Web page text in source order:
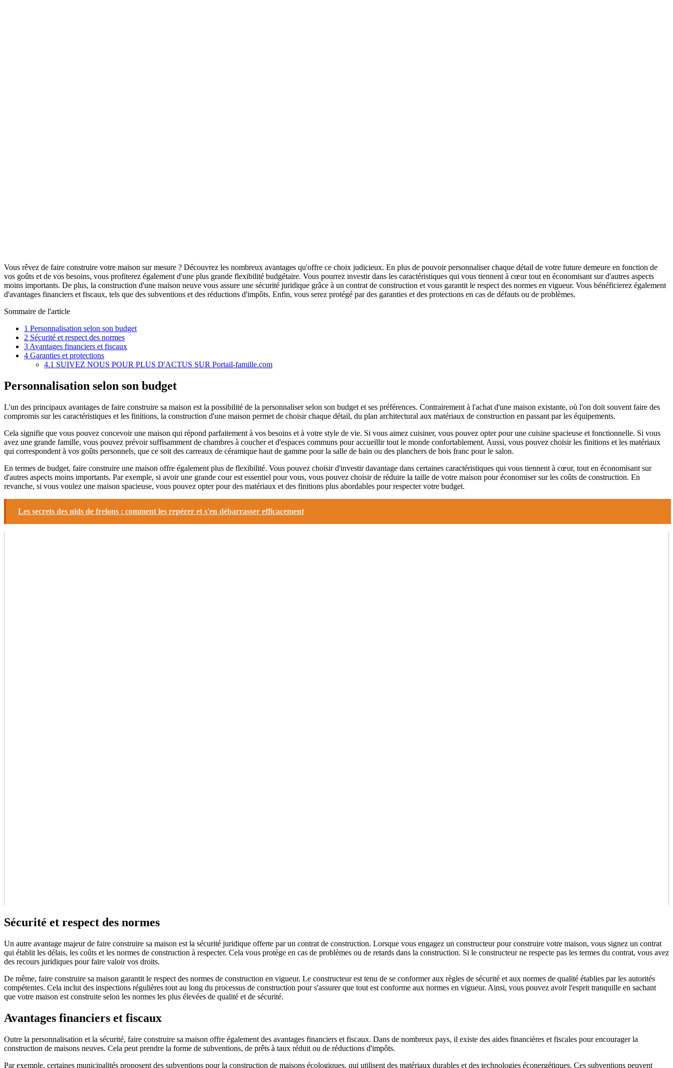
Vous rêvez de faire construire votre maison sur mesure ? Découvrez les nombreux avantages qu'offre ce choix judicieux. En plus de pouvoir personnaliser chaque détail de votre future demeure en fonction de
vos goûts et de vos besoins, vous profiterez également d'une plus grande flexibilité budgétaire. Vous pourrez investir dans les caractéristiques qui vous tiennent à cœur tout en économisant sur d'autres aspects
moins importants. De plus, la construction d'une maison neuve vous assure une sécurité juridique grâce à un contrat de construction et vous garantit le respect des normes en vigueur. Vous bénéficierez également
d'avantages financiers et fiscaux, tels que des subventions et des réductions d'impôts. Enfin, vous serez protégé par des garanties et des protections en cas de défauts ou de problèmes.
Sommaire de l'article
1 Personnalisation selon son budget
2 Sécurité et respect des normes
3 Avantages financiers et fiscaux
4 Garanties et protections
4.1 SUIVEZ NOUS POUR PLUS D'ACTUS SUR Portail-famille.com
Personnalisation selon son budget
L'un des principaux avantages de faire construire sa maison est la possibilité de la personnaliser selon son budget et ses préférences. Contrairement à l'achat d'une maison existante, où l'on doit souvent faire des
compromis sur les caractéristiques et les finitions, la construction d'une maison permet de choisir chaque détail, du plan architectural aux matériaux de construction en passant par les équipements.
Cela signifie que vous pouvez concevoir une maison qui répond parfaitement à vos besoins et à votre style de vie. Si vous aimez cuisiner, vous pouvez opter pour une cuisine spacieuse et fonctionnelle. Si vous
avez une grande famille, vous pouvez prévoir suffisamment de chambres à coucher et d'espaces communs pour accueillir tout le monde confortablement. Aussi, vous pouvez choisir les finitions et les matériaux
qui correspondent à vos goûts personnels, que ce soit des carreaux de céramique haut de gamme pour la salle de bain ou des planchers de bois franc pour le salon.
En termes de budget, faire construire une maison offre également plus de flexibilité. Vous pouvez choisir d'investir davantage dans certaines caractéristiques qui vous tiennent à cœur, tout en économisant sur
d'autres aspects moins importants. Par exemple, si avoir une grande cour est essentiel pour vous, vous pouvez choisir de réduire la taille de votre maison pour économiser sur les coûts de construction. En
revanche, si vous voulez une maison spacieuse, vous pouvez opter pour des matériaux et des finitions plus abordables pour respecter votre budget.
Les secrets des nids de frelons : comment les repérer et s'en débarrasser efficacement
Sécurité et respect des normes
Un autre avantage majeur de faire construire sa maison est la sécurité juridique offerte par un contrat de construction. Lorsque vous engagez un constructeur pour construire votre maison, vous signez un contrat
qui établit les délais, les coûts et les normes de construction à respecter. Cela vous protège en cas de problèmes ou de retards dans la construction. Si le constructeur ne respecte pas les termes du contrat, vous avez
des recours juridiques pour faire valoir vos droits.
De même, faire construire sa maison garantit le respect des normes de construction en vigueur. Le constructeur est tenu de se conformer aux règles de sécurité et aux normes de qualité établies par les autorités
compétentes. Cela inclut des inspections régulières tout au long du processus de construction pour s'assurer que tout est conforme aux normes en vigueur. Ainsi, vous pouvez avoir l'esprit tranquille en sachant
que votre maison est construite selon les normes les plus élevées de qualité et de sécurité.
Avantages financiers et fiscaux
Outre la personnalisation et la sécurité, faire construire sa maison offre également des avantages financiers et fiscaux. Dans de nombreux pays, il existe des aides financières et fiscales pour encourager la
construction de maisons neuves. Cela peut prendre la forme de subventions, de prêts à taux réduit ou de réductions d'impôts.
Par exemple, certaines municipalités proposent des subventions pour la construction de maisons écologiques, qui utilisent des matériaux durables et des technologies éconergétiques. Ces subventions peuvent